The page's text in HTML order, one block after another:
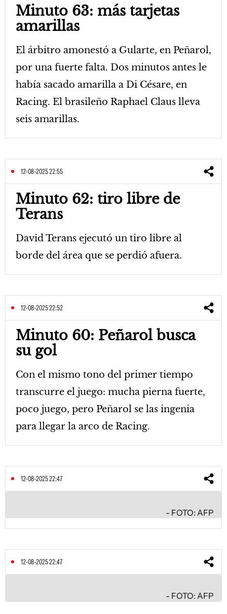
Minuto 63: más tarjetas
amarillas
El árbitro amonestó a Gularte, en Peñarol,
por una fuerte falta. Dos minutos antes le
había sacado amarilla a Di Césare, en
Racing. El brasileño Raphael Claus lleva
seis amarillas.
12-08-2025 22:55
Minuto 62: tiro libre de
Terans
David Terans ejecutó un tiro libre al
borde del área que se perdió afuera.
12-08-2025 22:52
Minuto 60: Peñarol busca
su gol
Con el mismo tono del primer tiempo
transcurre el juego: mucha pierna fuerte,
poco juego, pero Peñarol se las ingenia
para llegar la arco de Racing.
12-08-2025 22:47
FOTO: AFP
12-08-2025 22:47
FOTO: AFP